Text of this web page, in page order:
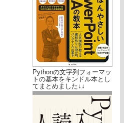
Pythonの文字列フォーマッ
トの基本をキンドル本とし
てまとめました↓↓